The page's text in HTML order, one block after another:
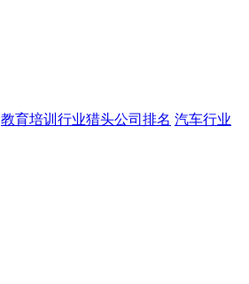
教育培训行业猎头公司排名 汽车行业